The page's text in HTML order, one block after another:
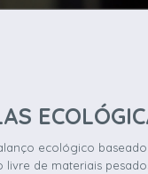
ecológico
livre de materiais